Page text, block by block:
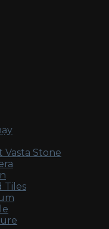
Stone
Tiles